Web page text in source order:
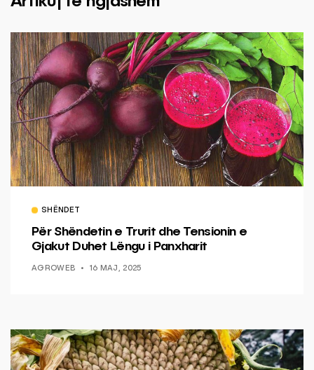
SHËNDET
Për Shëndetin e Trurit dhe Tensionin e
Gjakut Duhet Lëngu i Panxharit
AGROWEB 16 MAJ, 2025